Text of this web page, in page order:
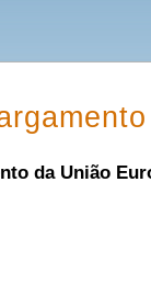
da União